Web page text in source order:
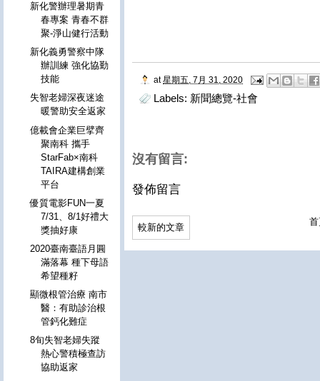
at 星期五, 7月 31, 2020
Labels: 新聞總覽-社會
沒有留言:
發佈留言
較新的文章
新化警辦理暑期青
春專案 青春不群
聚-淨山健行活動
新化義勇警察中隊
辦訓練 強化協勤
技能
失智老婦深夜迷途
暖警助安全返家
億載會企業巨擘齊
聚南科 攜手
StarFab×南科
TAIRA建構創業
平台
優質電影FUN一夏
7/31、8/1好禮大
獎抽好康
2020臺南臺語月圓
滿落幕 種下母語
希望種籽
顯微根管治療 南市
醫：有助診治根
管鈣化難症
8旬失智老婦失蹤
熱心警積極查訪
協助返家